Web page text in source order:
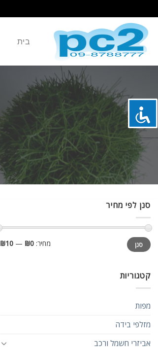
content
בית
סנן לפי מחיר
מחיר
מינימלי
מחיר
מקסימלי
סנן מחיר: ₪0
—
₪10
קטגוריות
מפות
מזלפי בידה
אביזרי חשמל ורכב